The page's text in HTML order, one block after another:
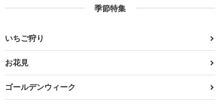
季節特集
いちご狩り
お花見
ゴールデンウィーク